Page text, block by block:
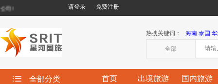
! 请登录 免费注册
热搜关键词： 海南 泰国
全部
全部分类 首页 出境旅游 国内旅游